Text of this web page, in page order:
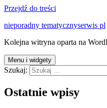
Przejdź do treści
nieporadny tematycznyserwis pl
Kolejna witryna oparta na
Menu i widgety
Szukaj:
Ostatnie wpisy